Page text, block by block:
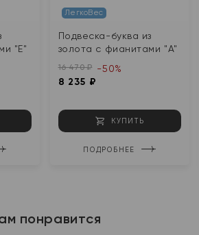
"Е"
ЛегкоВес
Подвеска-буква из
золота с фианитами "А"
16 470 ₽
8 235 ₽
-50%
КУПИТЬ
ПОДРОБНЕЕ
понравится